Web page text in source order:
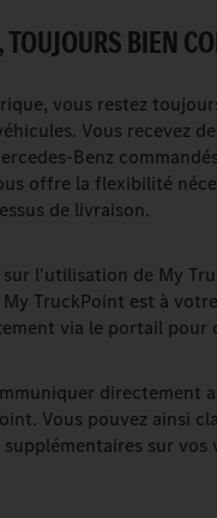
BIEN
vous restez
Vous recevez
Benz
offre la flexibilité
de livraison.
sur l'utilisation de My
TruckPoint est à
via le portail pour
directement
Vous pouvez ainsi
sur vos